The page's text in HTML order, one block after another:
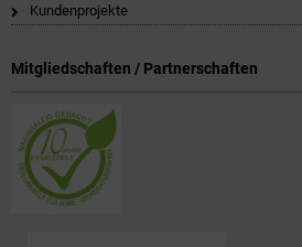
Kundenprojekte
Mitgliedschaften / Partnerschaften